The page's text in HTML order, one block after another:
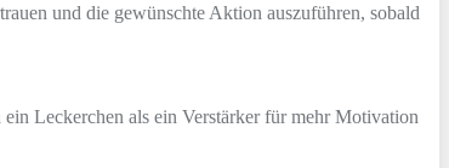
und die gewünschte Aktion auszuführen, sobald
Leckerchen als ein Verstärker für mehr Motivation